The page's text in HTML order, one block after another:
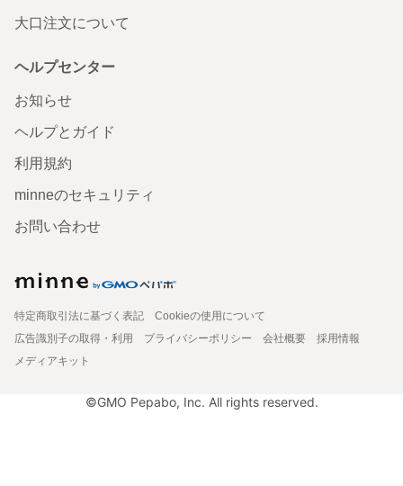
大口注文について
ヘルプセンター
お知らせ
ヘルプとガイド
利用規約
minneのセキュリティ
お問い合わせ
特定商取引法に基づく表記
Cookieの使用について
広告識別子の取得・利用
プライバシーポリシー 会社概要
採用情報
メディアキット
©GMO Pepabo, Inc. All rights reserved.